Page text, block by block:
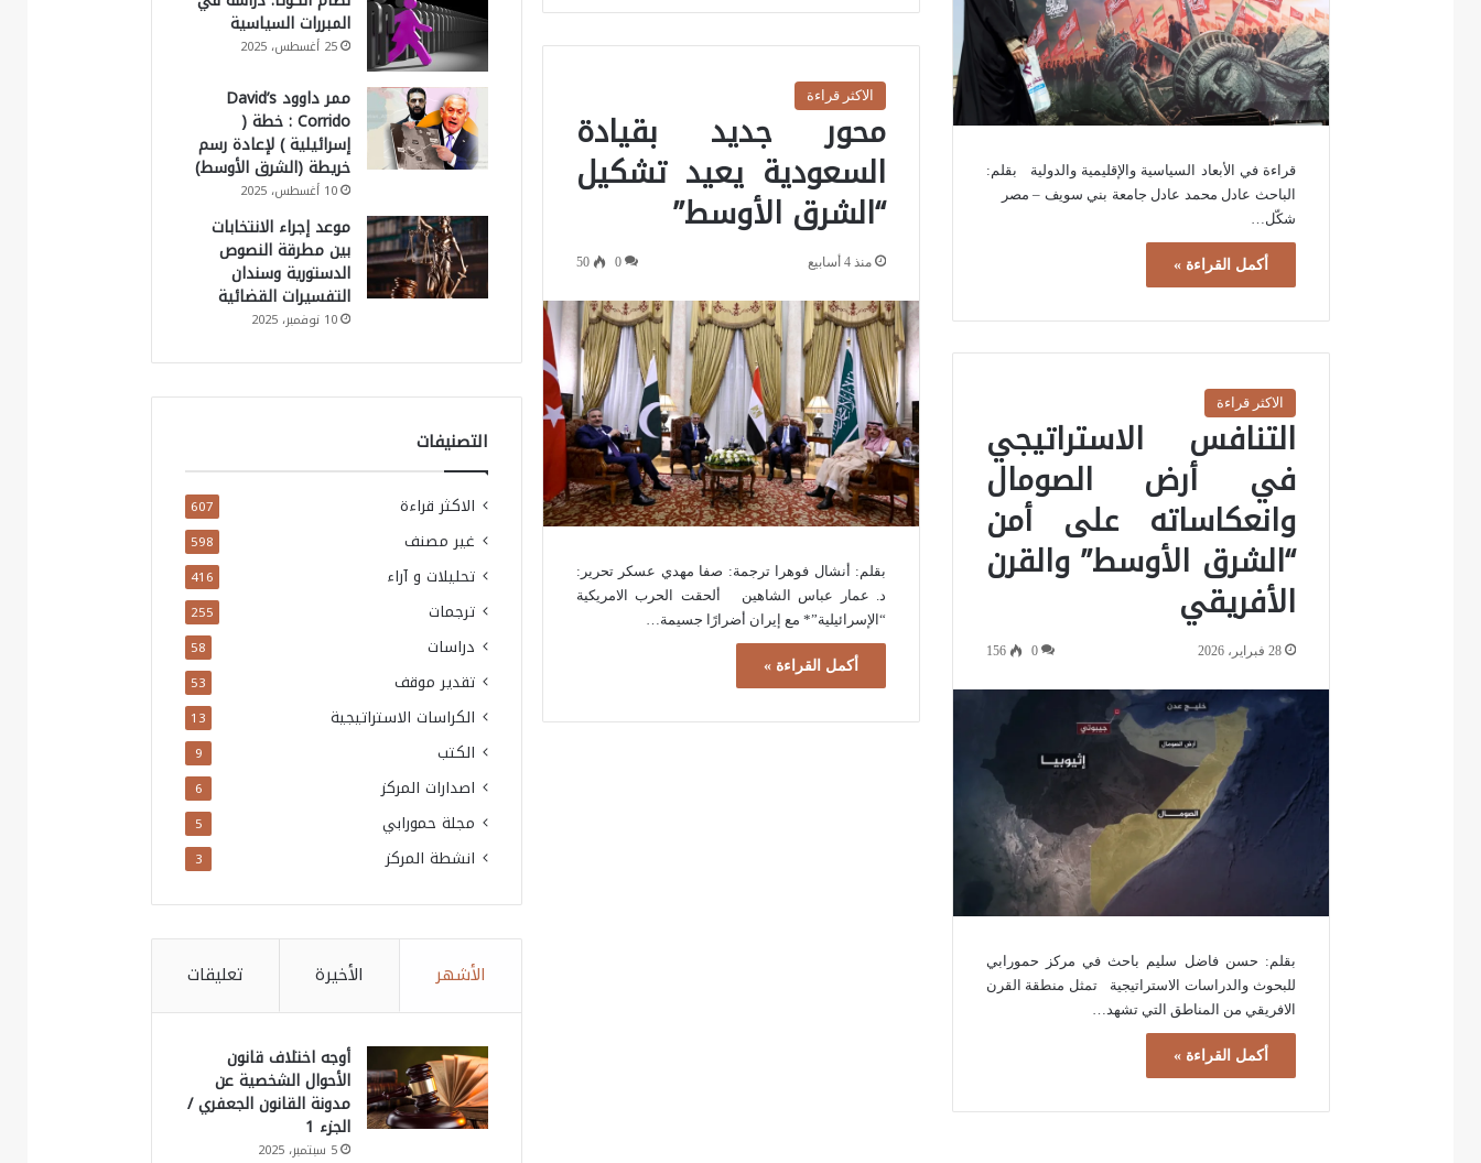
قراءة في الأبعاد السياسية والإقليمية والدولية بقلم:
الباحث عادل محمد عادل جامعة بني سويف – مصر
شكّل…
أكمل القراءة »
الاكثر قراءة
محور جديد بقيادة
السعودية يعيد تشكيل
“الشرق الأوسط”
منذ 4 أسابيع 0
50
بقلم: أنشال فوهرا ترجمة: صفا مهدي عسكر تحرير:
د. عمار عباس الشاهين ألحقت الحرب الامريكية
“الإسرائيلية”* مع إيران أضرارًا جسيمة…
أكمل القراءة »
الاكثر قراءة
التنافس الاستراتيجي
في أرض الصومال
وانعكاساته على أمن
“الشرق الأوسط” والقرن
الأفريقي
28 فبراير، 2026 0
156
بقلم: حسن فاضل سليم باحث في مركز حمورابي
للبحوث والدراسات الاستراتيجية تمثل منطقة القرن
الافريقي من المناطق التي تشهد…
أكمل القراءة »
المبررات السياسية
25 أغسطس، 2025
ممر داوود David’s
Corrido : خطة (
إسرائيلية ) لإعادة رسم
خريطة (الشرق الأوسط)
10 أغسطس، 2025
موعد إجراء الانتخابات
بين مطرقة النصوص
الدستورية وسندان
التفسيرات القضائية
10 نوفمبر، 2025
التصنيفات
الاكثر قراءة 607
غير مصنف 598
تحليلات و آراء 416
ترجمات 255
دراسات 58
تقدير موقف 53
الكراسات الاستراتيجية 13
الكتب 9
اصدارات المركز 6
مجلة حمورابي 5
انشطة المركز 3
الأشهر الأخيرة تعليقات
أوجه اختلاف قانون
الأحوال الشخصية عن
مدونة القانون الجعفري /
الجزء 1
5 سبتمبر، 2025